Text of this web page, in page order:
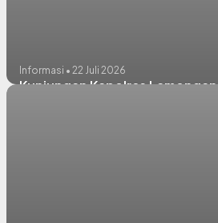
Informasi • 22 Juli 2026
Kunjungan Kapolres Lamongan